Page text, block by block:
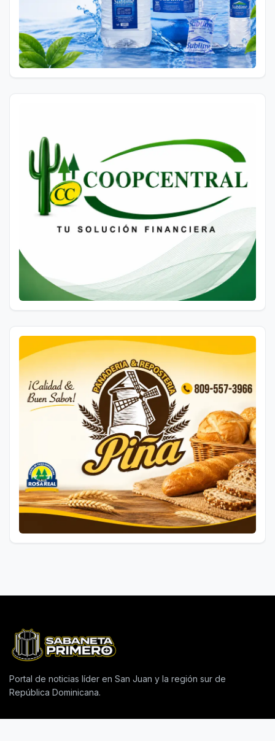
Portal de noticias líder en San Juan y la región sur de
República Dominicana.